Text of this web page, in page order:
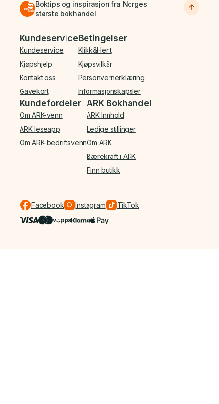
Boktips og inspirasjon fra Norges
største bokhandel
Bunnmeny
Kundeservice
Kundeservice
Kjøpshjelp
Kontakt oss
Gavekort
Betingelser
Klikk&Hent
Kjøpsvilkår
Personvernerklæring
Informasjonskapsler
Kundefordeler
Om ARK-venn
ARK leseapp
Om ARK-bedriftsvenn
ARK Bokhandel
ARK Innhold
Ledige stillinger
Om ARK
Bærekraft i ARK
Finn butikk
Facebook Instagram TikTok